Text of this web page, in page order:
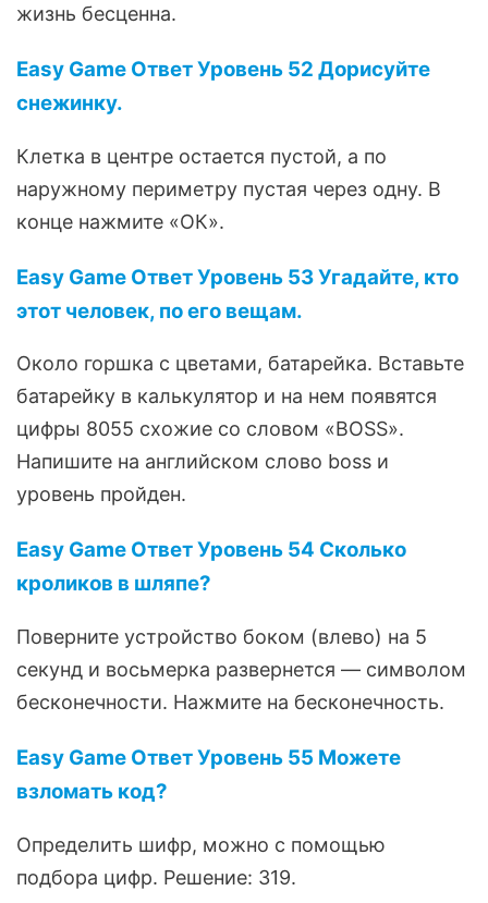
жизнь бесценна.
Easy Game Ответ Уровень 52 Дорисуйте
снежинку.
Клетка в центре остается пустой, а по
наружному периметру пустая через одну. В
конце нажмите «ОК».
Easy Game Ответ Уровень 53 Угадайте, кто
этот человек, по его вещам.
Около горшка с цветами, батарейка. Вставьте
батарейку в калькулятор и на нем появятся
цифры 8055 схожие со словом «BOSS».
Напишите на английском слово boss и
уровень пройден.
Easy Game Ответ Уровень 54 Сколько
кроликов в шляпе?
Поверните устройство боком (влево) на 5
секунд и восьмерка развернется — символом
бесконечности. Нажмите на бесконечность.
Easy Game Ответ Уровень 55 Можете
взломать код?
Определить шифр, можно с помощью
подбора цифр. Решение: 319.